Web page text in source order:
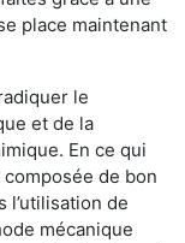
place maintenant
le
et de la
En ce qui
de bon
l’utilisation de
mécanique